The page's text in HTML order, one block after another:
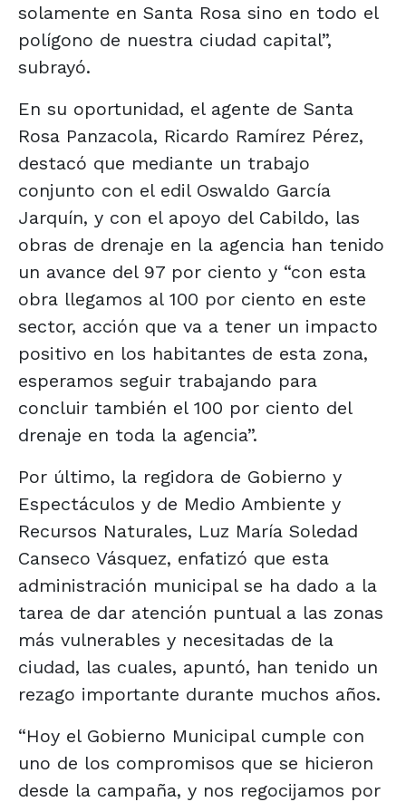
solamente en Santa Rosa sino en todo el
polígono de nuestra ciudad capital”,
subrayó.
En su oportunidad, el agente de Santa
Rosa Panzacola, Ricardo Ramírez Pérez,
destacó que mediante un trabajo
conjunto con el edil Oswaldo García
Jarquín, y con el apoyo del Cabildo, las
obras de drenaje en la agencia han tenido
un avance del 97 por ciento y “con esta
obra llegamos al 100 por ciento en este
sector, acción que va a tener un impacto
positivo en los habitantes de esta zona,
esperamos seguir trabajando para
concluir también el 100 por ciento del
drenaje en toda la agencia”.
Por último, la regidora de Gobierno y
Espectáculos y de Medio Ambiente y
Recursos Naturales, Luz María Soledad
Canseco Vásquez, enfatizó que esta
administración municipal se ha dado a la
tarea de dar atención puntual a las zonas
más vulnerables y necesitadas de la
ciudad, las cuales, apuntó, han tenido un
rezago importante durante muchos años.
“Hoy el Gobierno Municipal cumple con
uno de los compromisos que se hicieron
desde la campaña, y nos regocijamos por